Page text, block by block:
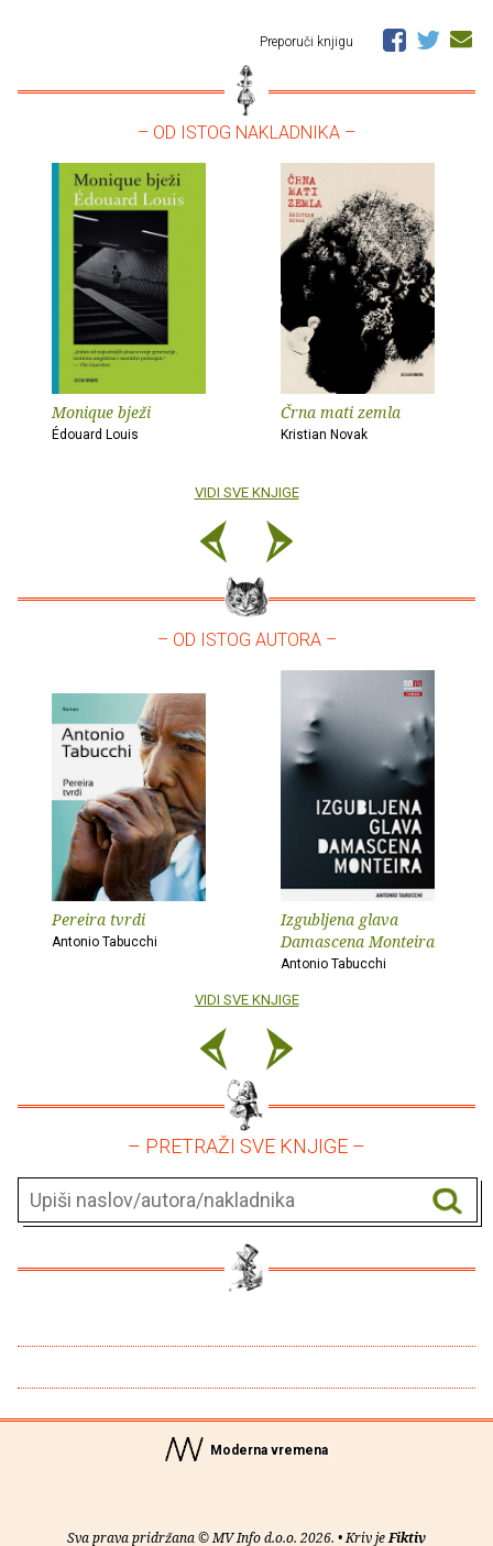
Preporuči knjigu
– OD ISTOG NAKLADNIKA –
Monique bježi
Édouard Louis
Črna mati zemla
Kristian Novak
VIDI SVE KNJIGE
– OD ISTOG AUTORA –
Pereira tvrdi
Antonio Tabucchi
Izgubljena glava
Damascena Monteira
Antonio Tabucchi
VIDI SVE KNJIGE
– PRETRAŽI SVE KNJIGE –
Moderna vremena
Sva prava pridržana © MV Info d.o.o. 2026. • Kriv jeFiktiv